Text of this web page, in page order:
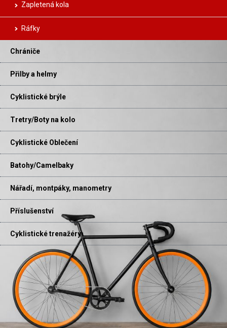
Zapletená kola
Ráfky
Chrániče
Přilby a helmy
Cyklistické brýle
Tretry/Boty na kolo
Cyklistické Oblečení
Batohy/Camelbaky
Nářadí, montpáky, manometry
Příslušenství
Cyklistické trenažéry